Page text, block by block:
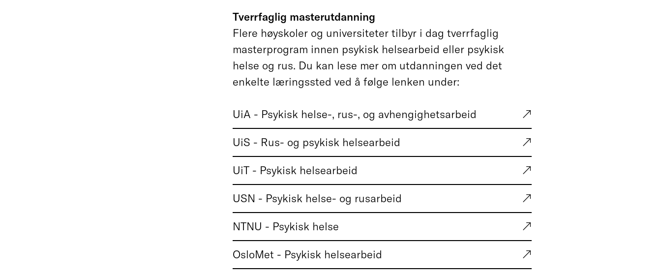
Tverrfaglig masterutdanning
Flere høyskoler og universiteter tilbyr i dag tverrfaglig
masterprogram innen psykisk helsearbeid eller psykisk
helse og rus. Du kan lese mer om utdanningen ved det
enkelte læringssted ved å følge lenken under:
UiA - Psykisk helse-, rus-, og avhengighetsarbeid
UiS - Rus- og psykisk helsearbeid
UiT - Psykisk helsearbeid
USN - Psykisk helse- og rusarbeid
NTNU - Psykisk helse
OsloMet - Psykisk helsearbeid